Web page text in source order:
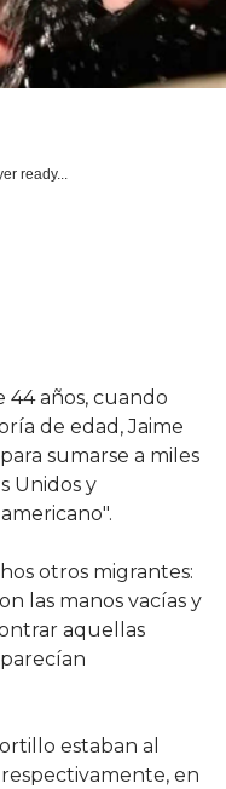
ready...
44 años, cuando
de edad, Jaime
sumarse a miles
Unidos y
otros migrantes:
las manos vacías y
aquellas
estaban al
en